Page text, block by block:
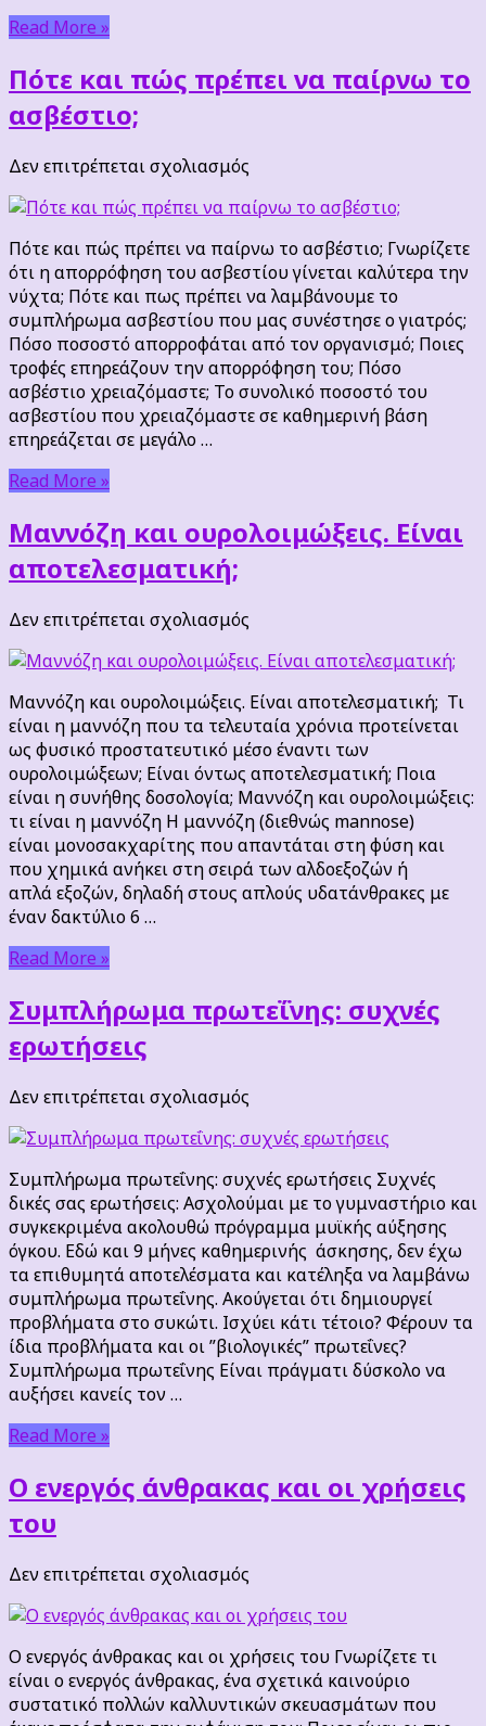
Read More »
Πότε και πώς πρέπει να παίρνω το
ασβέστιο;
Δεν επιτρέπεται σχολιασμός
και
πρέπει
να
παίρνω
το
ασβέστιο;
Πότε και πώς πρέπει να παίρνω το ασβέστιο; Γνωρίζετε
ότι η απορρόφηση του ασβεστίου γίνεται καλύτερα την
νύχτα; Πότε και πως πρέπει να λαμβάνουμε το
συμπλήρωμα ασβεστίου που μας συνέστησε ο γιατρός;
Πόσο ποσοστό απορροφάται από τον οργανισμό; Ποιες
τροφές επηρεάζουν την απορρόφηση του; Πόσο
ασβέστιο χρειαζόμαστε; Το συνολικό ποσοστό του
ασβεστίου που χρειαζόμαστε σε καθημερινή βάση
επηρεάζεται σε μεγάλο …
Read More »
Μαννόζη και ουρολοιμώξεις. Είναι
αποτελεσματική;
Δεν επιτρέπεται σχολιασμός
και
ουρολοιμώξεις.
Είναι
αποτελεσματική;
Μαννόζη και ουρολοιμώξεις. Είναι αποτελεσματική; Τι
είναι η μαννόζη που τα τελευταία χρόνια προτείνεται
ως φυσικό προστατευτικό μέσο έναντι των
ουρολοιμώξεων; Είναι όντως αποτελεσματική; Ποια
είναι η συνήθης δοσολογία; Μαννόζη και ουρολοιμώξεις:
τι είναι η μαννόζη Η μαννόζη (διεθνώς mannose)
είναι μονοσακχαρίτης που απαντάται στη φύση και
που χημικά ανήκει στη σειρά των αλδοεξοζών ή
απλά εξοζών, δηλαδή στους απλούς υδατάνθρακες με
έναν δακτύλιο 6 …
Read More »
Συμπλήρωμα πρωτεΐνης: συχνές
ερωτήσεις
Δεν επιτρέπεται σχολιασμός
πρωτεΐνης:
συχνές
ερωτήσεις
Συμπλήρωμα πρωτεΐνης: συχνές ερωτήσεις Συχνές
δικές σας ερωτήσεις: Ασχολούμαι με το γυμναστήριο και
συγκεκριμένα ακολουθώ πρόγραμμα μυϊκής αύξησης
όγκου. Εδώ και 9 μήνες καθημερινής άσκησης, δεν έχω
τα επιθυμητά αποτελέσματα και κατέληξα να λαμβάνω
συμπλήρωμα πρωτεΐνης. Ακούγεται ότι δημιουργεί
προβλήματα στο συκώτι. Ισχύει κάτι τέτοιο? Φέρουν τα
ίδια προβλήματα και οι ”βιολογικές” πρωτεΐνες?
Συμπλήρωμα πρωτεΐνης Είναι πράγματι δύσκολο να
αυξήσει κανείς τον …
Read More »
Ο ενεργός άνθρακας και οι χρήσεις
του
Δεν επιτρέπεται σχολιασμός
ενεργός
άνθρακας
και
οι
χρήσεις
Ο ενεργός άνθρακας και οι χρήσεις του Γνωρίζετε τι
είναι ο ενεργός άνθρακας, ένα σχετικά καινούριο
συστατικό πολλών καλλυντικών σκευασμάτων που